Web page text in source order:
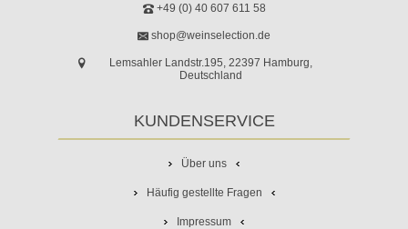
+49 (0) 40 607 611 58
shop@weinselection.de
Lemsahler Landstr.195, 22397 Hamburg,
Deutschland
KUNDENSERVICE
Über uns
Häufig gestellte Fragen
Impressum